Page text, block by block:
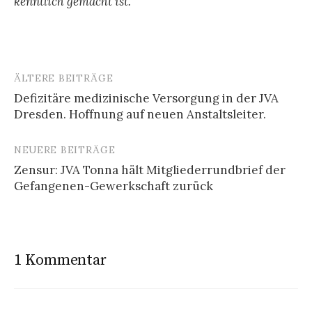
Beitragsnavigation
ÄLTERE BEITRÄGE
Defizitäre medizinische Versorgung in der JVA
Dresden. Hoffnung auf neuen Anstaltsleiter.
NEUERE BEITRÄGE
Zensur: JVA Tonna hält Mitgliederrundbrief der
Gefangenen-Gewerkschaft zurück
1 Kommentar